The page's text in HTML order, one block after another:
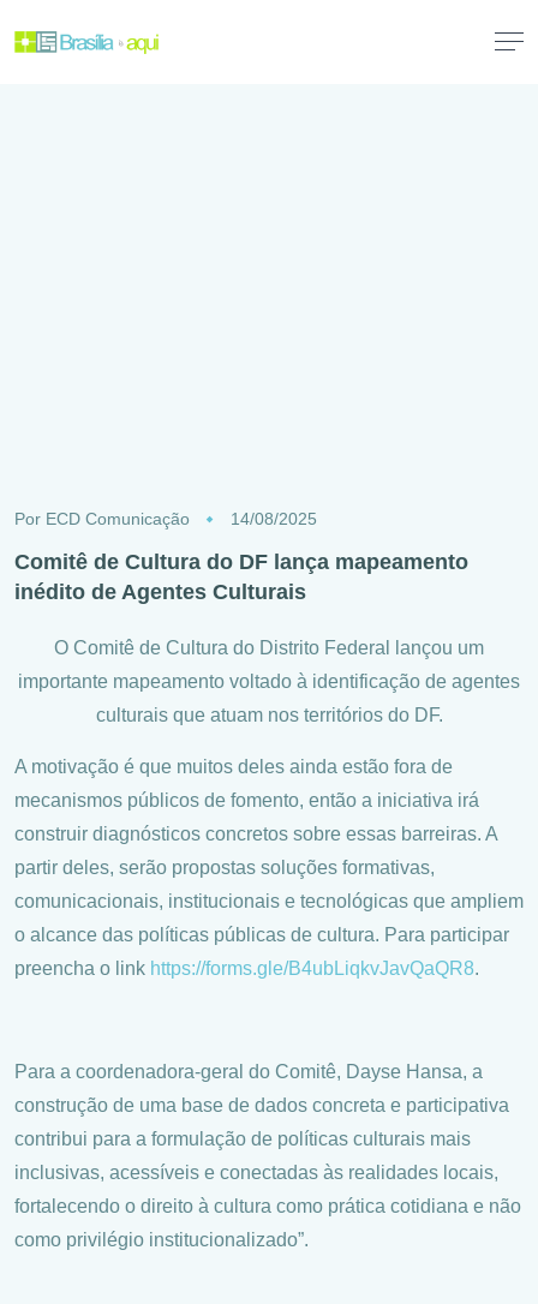
Por ECD Comunicação 14/08/2025
Comitê de Cultura do DF lança mapeamento
inédito de Agentes Culturais
O Comitê de Cultura do Distrito Federal lançou um
importante mapeamento voltado à identificação de agentes
culturais que atuam nos territórios do DF.
A motivação é que muitos deles ainda estão fora de
mecanismos públicos de fomento, então a iniciativa irá
construir diagnósticos concretos sobre essas barreiras. A
partir deles, serão propostas soluções formativas,
comunicacionais, institucionais e tecnológicas que ampliem
o alcance das políticas públicas de cultura. Para participar
preencha o link https://forms.gle/B4ubLiqkvJavQaQR8.
Para a coordenadora-geral do Comitê, Dayse Hansa, a
construção de uma base de dados concreta e participativa
contribui para a formulação de políticas culturais mais
inclusivas, acessíveis e conectadas às realidades locais,
fortalecendo o direito à cultura como prática cotidiana e não
como privilégio institucionalizado”.